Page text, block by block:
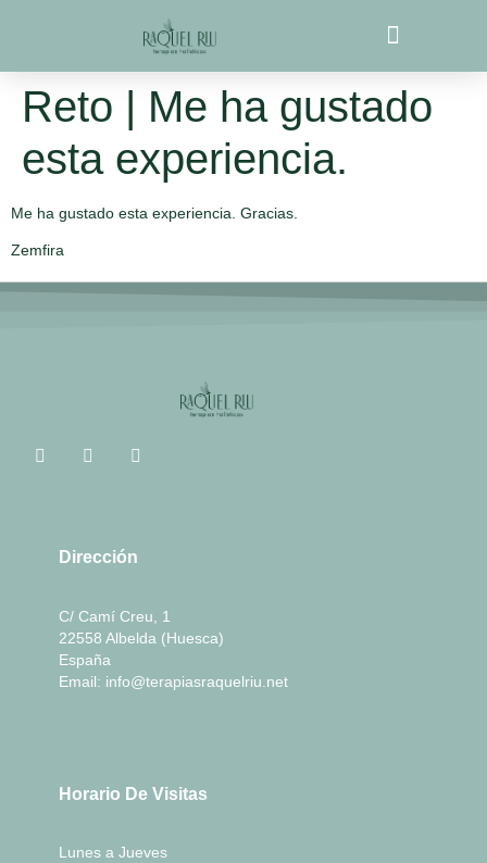
Reto | Me ha gustado
esta experiencia.
Me ha gustado esta experiencia. Gracias.
Zemfira
Dirección
C/ Camí Creu, 1
22558 Albelda (Huesca)
España
Email: info@terapiasraquelriu.net
Horario De Visitas
Lunes a Jueves